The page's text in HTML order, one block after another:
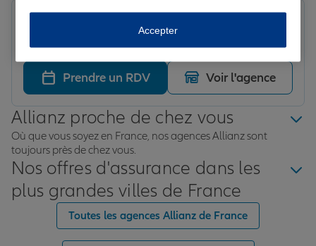
Sébastien B.
Prendre un RDV Voir l'agence
Allianz proche de chez vous
Où que vous soyez en France, nos agences Allianz sont
toujours près de chez vous.
Nos offres d'assurance dans les
plus grandes villes de France
Toutes les agences Allianz de France
Accepter